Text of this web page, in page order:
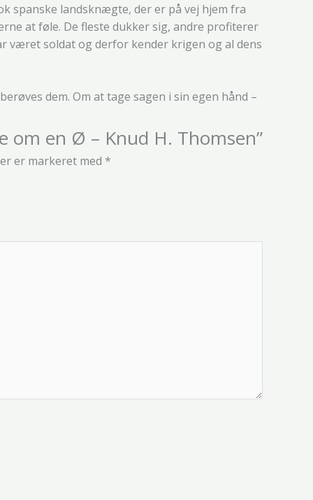
spanske landsknægte, der er på vej hjem fra
at føle. De fleste dukker sig, andre profiterer
været soldat og derfor kender krigen og al dens
dem. Om at tage sagen i sin egen hånd –
om en Ø – Knud H. Thomsen”
er markeret med *